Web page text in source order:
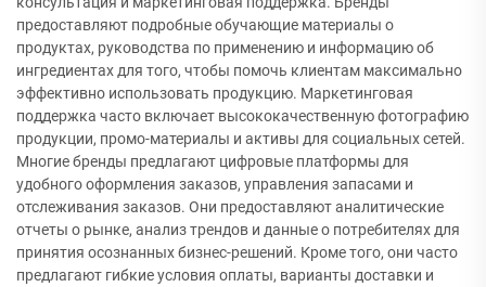
предоставляют подробные обучающие материалы о
продуктах, руководства по применению и информацию об
ингредиентах для того, чтобы помочь клиентам максимально
эффективно использовать продукцию. Маркетинговая
поддержка часто включает высококачественную фотографию
продукции, промо-материалы и активы для социальных сетей.
Многие бренды предлагают цифровые платформы для
удобного оформления заказов, управления запасами и
отслеживания заказов. Они предоставляют аналитические
отчеты о рынке, анализ трендов и данные о потребителях для
принятия осознанных бизнес-решений. Кроме того, они часто
предлагают гибкие условия оплаты, варианты доставки и